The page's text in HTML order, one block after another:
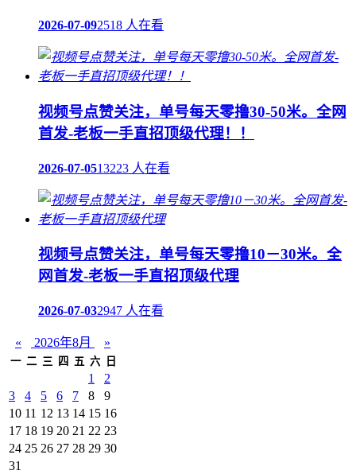
2026-07-092518 人在看
视频号点赞关注，单号每天零撸30-50米。全网
首发-老板一手直招顶级代理！！
2026-07-0513223 人在看
视频号点赞关注，单号每天零撸10－30米。全
网首发-老板一手直招顶级代理
2026-07-032947 人在看
« 2026年8月 »
一 二 三 四 五 六 日
1
2
3
4 5 6 7 8
9
10 11 12 13 14 15 16
17 18 19 20 21 22 23
24 25 26 27 28 29 30
31